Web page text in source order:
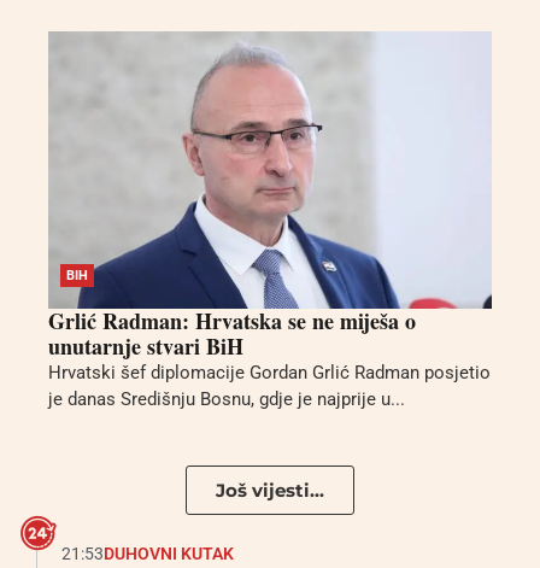
BIH
Grlić Radman: Hrvatska se ne miješa o
unutarnje stvari BiH
Hrvatski šef diplomacije Gordan Grlić Radman posjetio
je danas Središnju Bosnu, gdje je najprije u...
Još vijesti...
21:53DUHOVNI KUTAK